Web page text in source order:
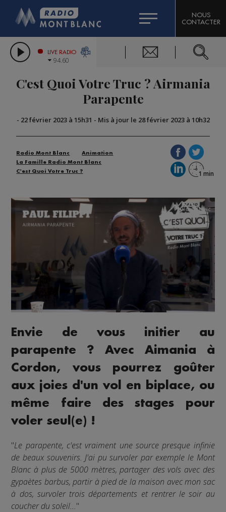
LES CHRONIQUES DE L'EXPERT
CITIZEN MACHINERY
GRAND MASSIF DOMAINES SKIABLES
BIGARD
COMPAGNIE DU MONT-BLANC
NOUS
CONTACTER
LIVE RADIO
94.60
C'est Quoi Votre Truc ? Airmania
Parapente
- 22 février 2023 à 15h31 - Mis à jour le 28 février 2023 à 10h32
Radio Mont Blanc
Animation
La Famille Radio Mont Blanc
C'est Quoi Votre Truc ?
Envie de vous initier au
parapente ? Avec Aimania à
Cordon, vous pourrez goûter
aux joies d'un vol en biplace, ou
même faire des stages pour
voler seul(e) !
"Le parapente, c'est vraiment une source presque infinie
de beaux souvenirs. J'ai pu survoler par exemple le Mont
Blanc à plus de 5000 mètres, partager des vols avec des
gypaètes barbus, partir à pied de la maison avec mon sac
à dos, survoler trois départements et rentrer le soir au
coucher du soleil..."